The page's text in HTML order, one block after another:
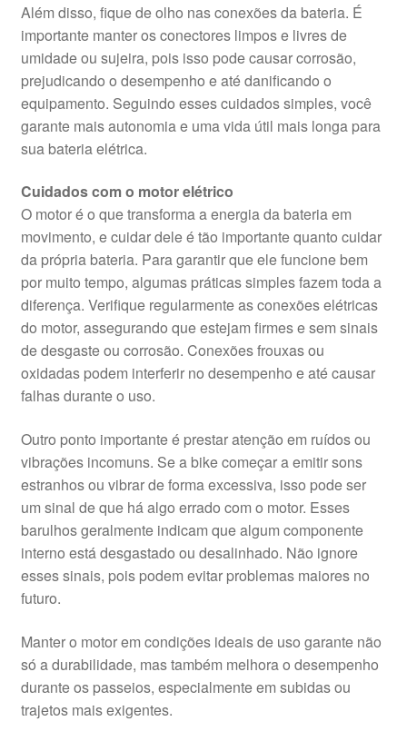
Além disso, fique de olho nas conexões da bateria. É
importante manter os conectores limpos e livres de
umidade ou sujeira, pois isso pode causar corrosão,
prejudicando o desempenho e até danificando o
equipamento. Seguindo esses cuidados simples, você
garante mais autonomia e uma vida útil mais longa para
sua bateria elétrica.
Cuidados com o motor elétrico
O motor é o que transforma a energia da bateria em
movimento, e cuidar dele é tão importante quanto cuidar
da própria bateria. Para garantir que ele funcione bem
por muito tempo, algumas práticas simples fazem toda a
diferença. Verifique regularmente as conexões elétricas
do motor, assegurando que estejam firmes e sem sinais
de desgaste ou corrosão. Conexões frouxas ou
oxidadas podem interferir no desempenho e até causar
falhas durante o uso.
Outro ponto importante é prestar atenção em ruídos ou
vibrações incomuns. Se a bike começar a emitir sons
estranhos ou vibrar de forma excessiva, isso pode ser
um sinal de que há algo errado com o motor. Esses
barulhos geralmente indicam que algum componente
interno está desgastado ou desalinhado. Não ignore
esses sinais, pois podem evitar problemas maiores no
futuro.
Manter o motor em condições ideais de uso garante não
só a durabilidade, mas também melhora o desempenho
durante os passeios, especialmente em subidas ou
trajetos mais exigentes.